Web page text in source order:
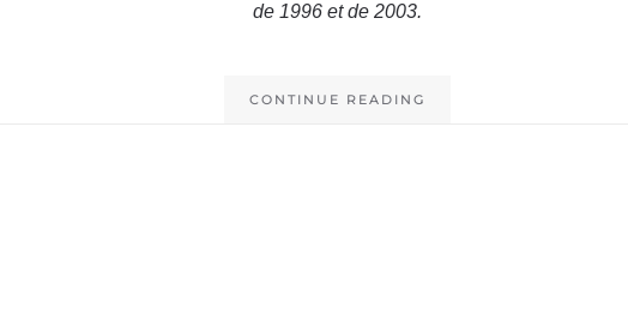
de 1996 et de 2003.
CONTINUE READING